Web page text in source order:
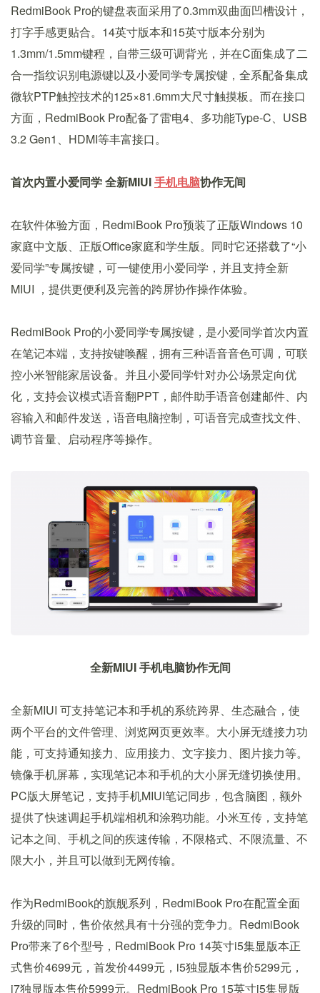
RedmiBook Pro的键盘表面采用了0.3mm双曲面凹槽设计，
打字手感更贴合。14英寸版本和15英寸版本分别为
1.3mm/1.5mm键程，自带三级可调背光，并在C面集成了二
合一指纹识别电源键以及小爱同学专属按键，全系配备集成
微软PTP触控技术的125×81.6mm大尺寸触摸板。而在接口
方面，RedmiBook Pro配备了雷电4、多功能Type-C、USB
3.2 Gen1、HDMI等丰富接口。
首次内置小爱同学 全新MIUI手机电脑协作无间
在软件体验方面，RedmiBook Pro预装了正版Windows 10
家庭中文版、正版Office家庭和学生版。同时它还搭载了“小
爱同学”专属按键，可一键使用小爱同学，并且支持全新
MIUI ，提供更便利及完善的跨屏协作操作体验。
RedmiBook Pro的小爱同学专属按键，是小爱同学首次内置
在笔记本端，支持按键唤醒，拥有三种语音音色可调，可联
控小米智能家居设备。并且小爱同学针对办公场景定向优
化，支持会议模式语音翻PPT，邮件助手语音创建邮件、内
容输入和邮件发送，语音电脑控制，可语音完成查找文件、
调节音量、启动程序等操作。
全新MIUI 手机电脑协作无间
全新MIUI 可支持笔记本和手机的系统跨界、生态融合，使
两个平台的文件管理、浏览网页更效率。大小屏无缝接力功
能，可支持通知接力、应用接力、文字接力、图片接力等。
镜像手机屏幕，实现笔记本和手机的大小屏无缝切换使用。
PC版大屏笔记，支持手机MIUI笔记同步，包含脑图，额外
提供了快速调起手机端相机和涂鸦功能。小米互传，支持笔
记本之间、手机之间的疾速传输，不限格式、不限流量、不
限大小，并且可以做到无网传输。
作为RedmiBook的旗舰系列，RedmiBook Pro在配置全面
升级的同时，售价依然具有十分强的竞争力。RedmiBook
Pro带来了6个型号，RedmiBook Pro 14英寸i5集显版本正
式售价4699元，首发价4499元，i5独显版本售价5299元，
i7独显版本售价5999元。RedmiBook Pro 15英寸i5集显版